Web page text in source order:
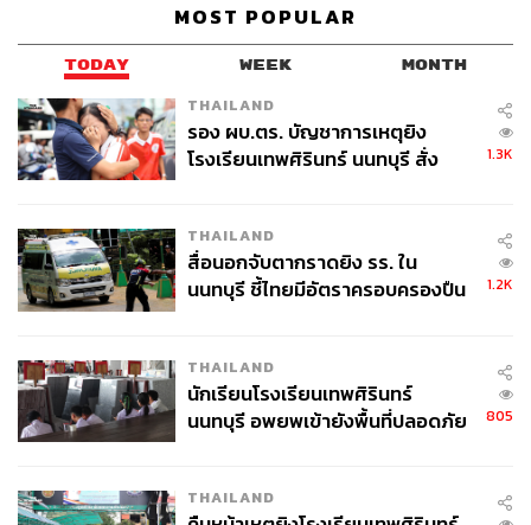
MOST POPULAR
TODAY WEEK MONTH
THAILAND
รอง ผบ.ตร. บัญชาการเหตุยิง
โรงเรียนเทพศิรินทร์ นนทบุรี สั่ง
1.3K
THAILAND
สื่อนอกจับตากราดยิง รร. ใน
นนทบุรี ชี้ไทยมีอัตราครอบครองปืน
1.2K
THAILAND
นักเรียนโรงเรียนเทพศิรินทร์
นนทบุรี อพยพเข้ายังพื้นที่ปลอดภัย
805
THAILAND